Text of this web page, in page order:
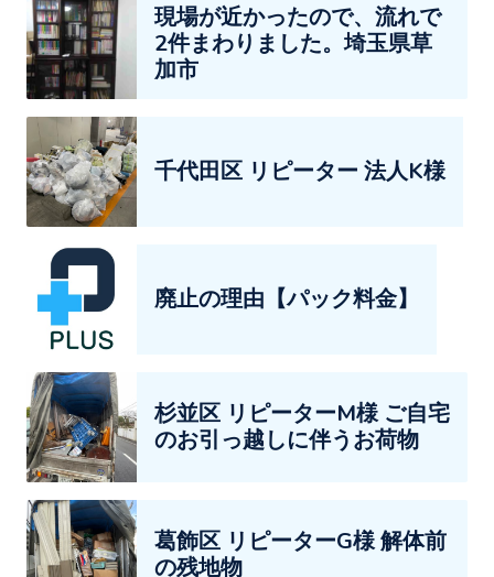
現場が近かったので、流れで
2件まわりました。埼玉県草
加市
千代田区 リピーター 法人K様
廃止の理由【パック料金】
杉並区 リピーターM様 ご自宅
のお引っ越しに伴うお荷物
葛飾区 リピーターG様 解体前
の残地物